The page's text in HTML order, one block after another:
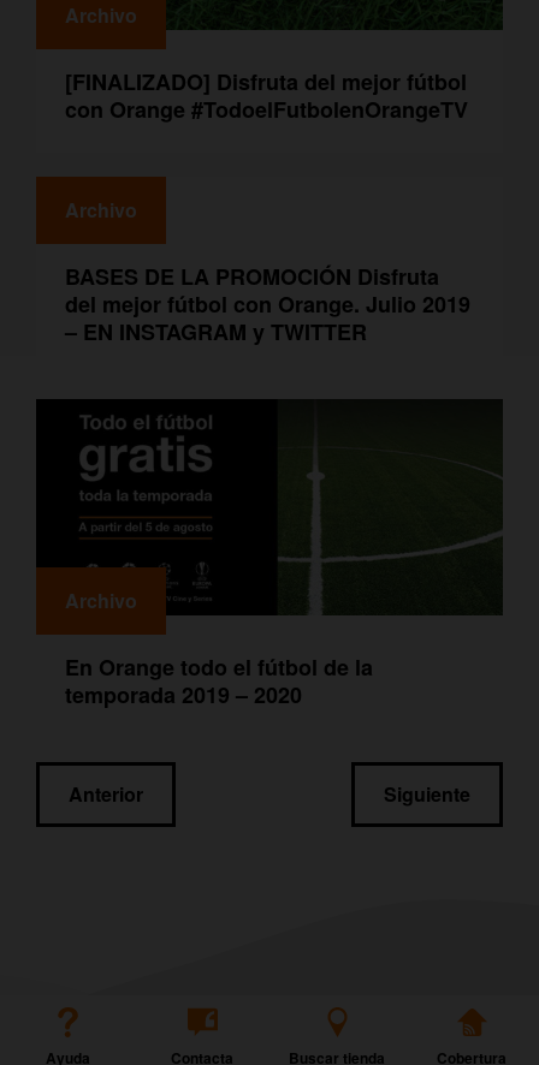
Archivo
[FINALIZADO] Disfruta del mejor fútbol
con Orange #TodoelFutbolenOrangeTV
Archivo
BASES DE LA PROMOCIÓN Disfruta
del mejor fútbol con Orange. Julio 2019
– EN INSTAGRAM y TWITTER
Archivo
En Orange todo el fútbol de la
temporada 2019 – 2020
Navegación
de
Anterior Siguiente
Ayuda Contacta Buscar tienda Cobertura